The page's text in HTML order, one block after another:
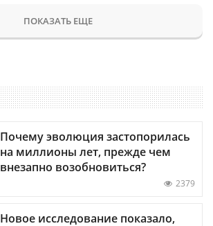
ПОКАЗАТЬ ЕЩЕ
Почему эволюция застопорилась
на миллионы лет, прежде чем
внезапно возобновиться?
2379
Новое исследование показало,